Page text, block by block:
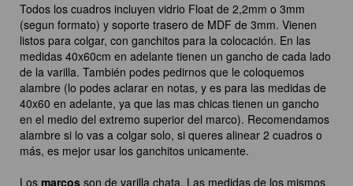
Todos los cuadros incluyen vidrio Float de 2,2mm o 3mm
(segun formato) y soporte trasero de MDF de 3mm. Vienen
listos para colgar, con ganchitos para la colocación. En las
medidas 40x60cm en adelante tienen un gancho de cada lado
de la varilla. También podes pedirnos que le coloquemos
alambre (lo podes aclarar en notas, y es para las medidas de
40x60 en adelante, ya que las mas chicas tienen un gancho
en el medio del extremo superior del marco). Recomendamos
alambre si lo vas a colgar solo, si queres alinear 2 cuadros o
más, es mejor usar los ganchitos unicamente.
Los marcos son de varilla chata. Las medidas de los mismos